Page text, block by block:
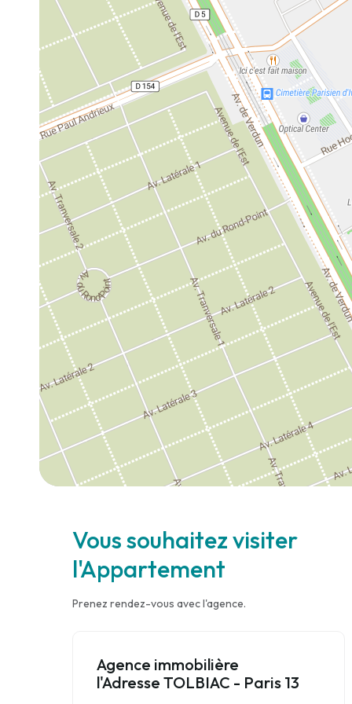
Vous souhaitez visiter
l'Appartement
Prenez rendez-vous avec l'agence.
Agence immobilière
l'Adresse TOLBIAC - Paris 13